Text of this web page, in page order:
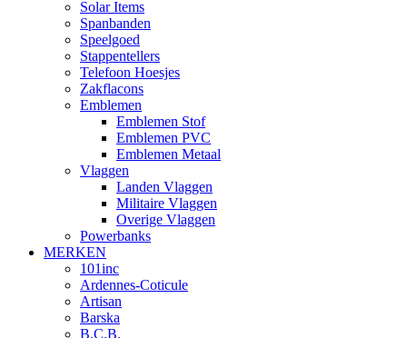
Solar Items
Spanbanden
Speelgoed
Stappentellers
Telefoon Hoesjes
Zakflacons
Emblemen
Emblemen Stof
Emblemen PVC
Emblemen Metaal
Vlaggen
Landen Vlaggen
Militaire Vlaggen
Overige Vlaggen
Powerbanks
MERKEN
101inc
Ardennes-Coticule
Artisan
Barska
B.C.B.